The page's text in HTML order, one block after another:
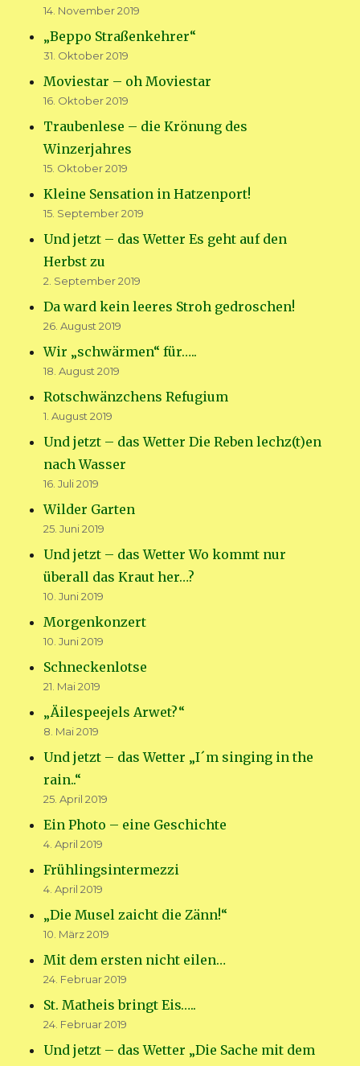
14. November 2019
„Beppo Straßenkehrer“
31. Oktober 2019
Moviestar – oh Moviestar
16. Oktober 2019
Traubenlese – die Krönung des
Winzerjahres
15. Oktober 2019
Kleine Sensation in Hatzenport!
15. September 2019
Und jetzt – das Wetter Es geht auf den
Herbst zu
2. September 2019
Da ward kein leeres Stroh gedroschen!
26. August 2019
Wir „schwärmen“ für…..
18. August 2019
Rotschwänzchens Refugium
1. August 2019
Und jetzt – das Wetter Die Reben lechz(t)en
nach Wasser
16. Juli 2019
Wilder Garten
25. Juni 2019
Und jetzt – das Wetter Wo kommt nur
überall das Kraut her…?
10. Juni 2019
Morgenkonzert
10. Juni 2019
Schneckenlotse
21. Mai 2019
„Äilespeejels Arwet?“
8. Mai 2019
Und jetzt – das Wetter „I´m singing in the
rain..“
25. April 2019
Ein Photo – eine Geschichte
4. April 2019
Frühlingsintermezzi
4. April 2019
„Die Musel zaicht die Zänn!“
10. März 2019
Mit dem ersten nicht eilen…
24. Februar 2019
St. Matheis bringt Eis…..
24. Februar 2019
Und jetzt – das Wetter „Die Sache mit dem